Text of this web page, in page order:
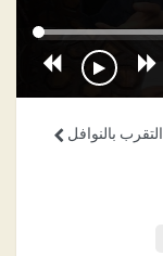
التقرب بالنوافل